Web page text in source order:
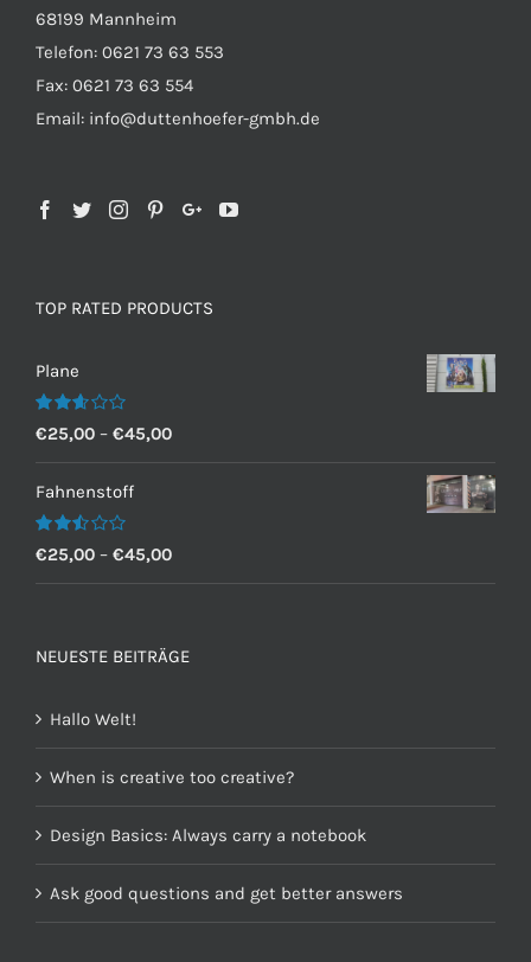
68199 Mannheim
Telefon: 0621 73 63 553
Fax: 0621 73 63 554
Email: info@duttenhoefer-gmbh.de
TOP RATED PRODUCTS
Plane
Bewertet
mit
2.60
von 5
€25,00 – €45,00
Fahnenstoff
Bewertet
mit
2.50
€25,00 – €45,00
NEUESTE BEITRÄGE
Hallo Welt!
When is creative too creative?
Design Basics: Always carry a notebook
Ask good questions and get better answers